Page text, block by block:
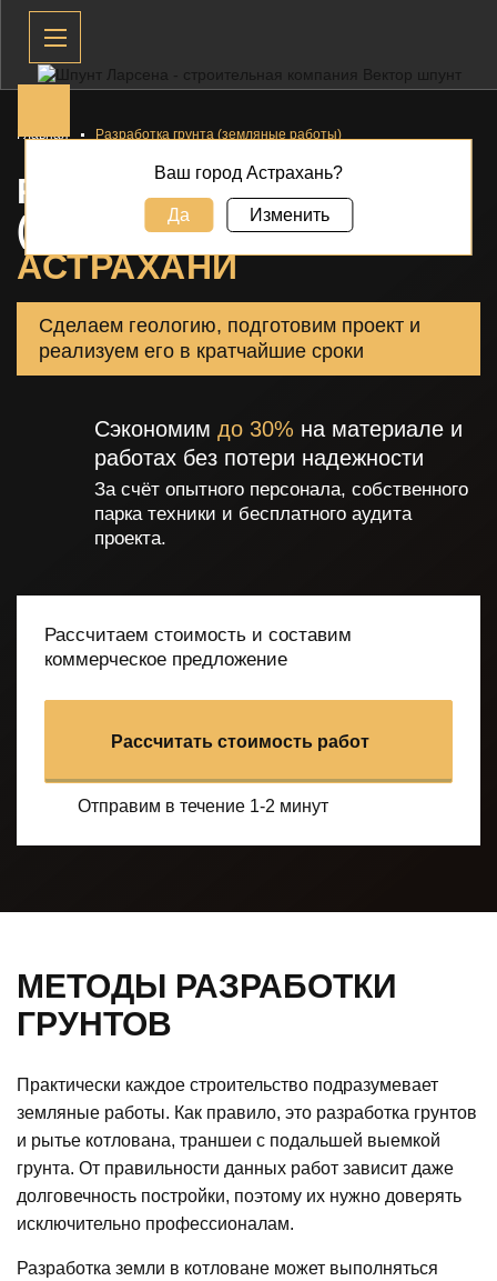
Главная Разработка грунта (земляные работы)
РАЗРАБОТКА ГРУНТА
(ЗЕМЛЯНЫЕ РАБОТЫ) В
АСТРАХАНИ
Сделаем геологию, подготовим проект и
реализуем его в кратчайшие сроки
Сэкономим до 30% на материале и
работах без потери надежности
За счёт опытного персонала, собственного
парка техники и бесплатного аудита
проекта.
Рассчитаем стоимость и составим
коммерческое предложение
Рассчитать стоимость работ
Отправим в течение 1-2 минут
МЕТОДЫ РАЗРАБОТКИ
ГРУНТОВ
Практически каждое строительство подразумевает
земляные работы. Как правило, это разработка грунтов
и рытье котлована, траншеи с подальшей выемкой
грунта. От правильности данных работ зависит даже
долговечность постройки, поэтому их нужно доверять
исключительно профессионалам.
Разработка земли в котловане может выполняться
Ваш город Астрахань?
Да Изменить